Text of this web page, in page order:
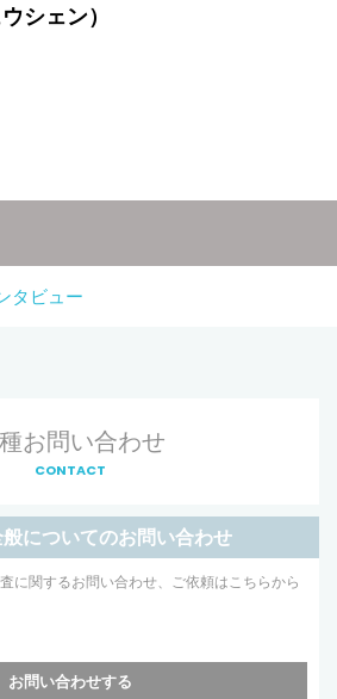
シェン）
タビュー
お問い合わせ
CONTACT
についてのお問い合わせ
に関するお問い合わせ、ご依頼はこちらから
お問い合わせする